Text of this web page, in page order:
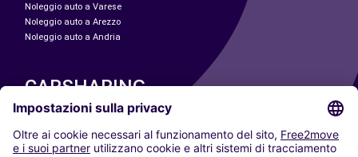
Noleggio auto a Varese
Noleggio auto a Arezzo
Noleggio auto a Andria
CARSHARING
LE NOSTRE CITTÀ
Paris
Madrid